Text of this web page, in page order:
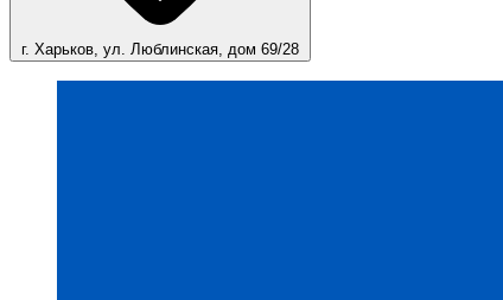
г. Харьков, ул. Люблинская, дом 69/28